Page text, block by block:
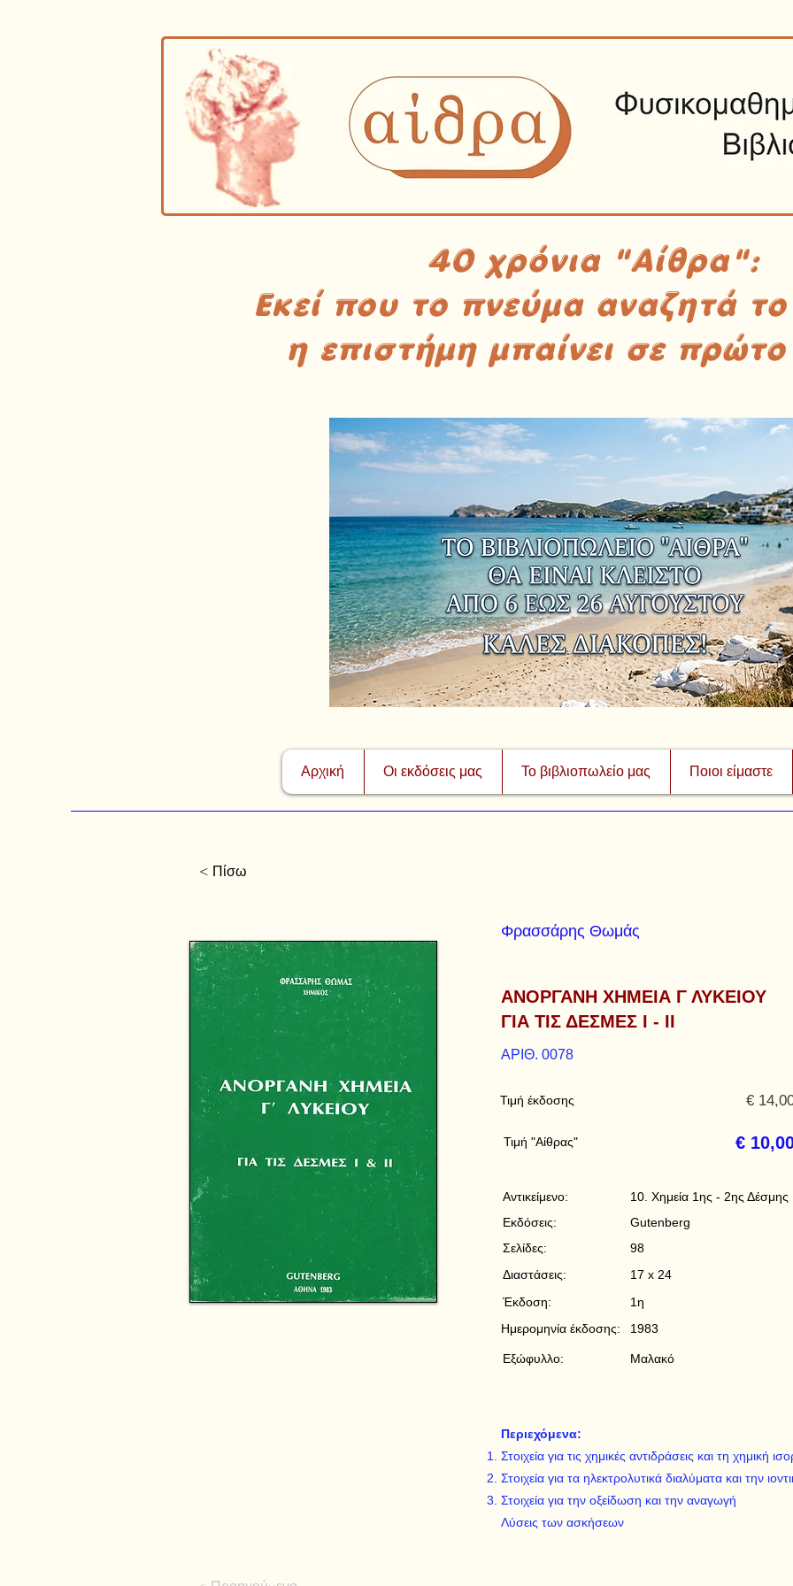
40 χρόνια "Αίθρα":
Εκεί που το πνεύμα αναζητά
η επιστήμη μπαίνει σε
Αρχική Οι εκδόσεις μας Το βιβλιοπωλείο μας Ποιοι είμαστε
< Πίσω
Φρασσάρης Θωμάς
ΑΝΟΡΓΑΝΗ ΧΗΜΕΙΑ Γ ΛΥΚΕΙΟΥ
ΓΙΑ ΤΙΣ ΔΕΣΜΕΣ Ι - ΙΙ
ΑΡΙΘ. 0078
Τιμή έκδοσης €
€
Τιμή "Αίθρας"
Αντικείμενο:
Εκδόσεις:
Σελίδες:
Διαστάσεις:
Έκδοση:
Ημερομηνία έκδοσης:
Εξώφυλλο:
10. Χημεία 1ης - 2ης Δέσμης
Gutenberg
98
17 x 24
1η
1983
Μαλακό
Περιεχόμενα:
Στοιχεία για τις χημικές αντιδράσεις και τη χημική
Στοιχεία για τα ηλεκτρολυτικά διαλύματα και την
Στοιχεία για την οξείδωση και την αναγωγή
Λύσεις των ασκήσεων